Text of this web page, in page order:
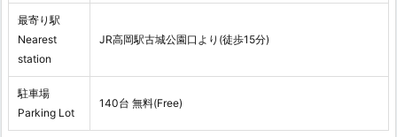
最寄り駅
Nearest
station
JR高岡駅古城公園口より(徒歩15分)
駐車場
Parking Lot
140台 無料(Free)